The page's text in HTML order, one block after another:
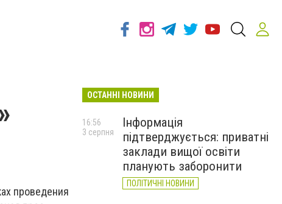
проведения
ОСТАННІ НОВИНИ
Інформація
підтверджується: приватні
заклади вищої освіти
планують заборонити
ПОЛІТИЧНІ НОВИНИ
16:56
3 серпня